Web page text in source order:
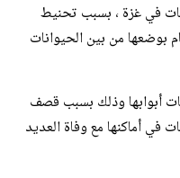
في غزة ، بسبب تحنيط
بوضعها من بين الحيوانات
أبوابها وذلك بسبب قصف
في أماكنها مع وفاة العديد